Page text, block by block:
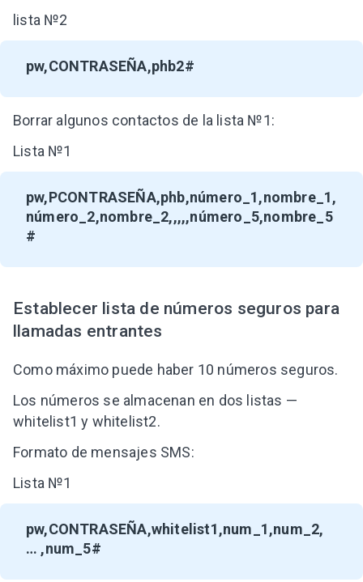
lista №2
pw,CONTRASEÑA,phb2#
Borrar algunos contactos de la lista №1:
Lista №1
pw,PCONTRASEÑA,phb,número_1,nombre_1,
número_2,nombre_2,,,,,número_5,nombre_5
#
Establecer lista de números seguros para
llamadas entrantes
Como máximo puede haber 10 números seguros.
Los números se almacenan en dos listas —
whitelist1 y whitelist2.
Formato de mensajes SMS:
Lista №1
pw,CONTRASEÑA,whitelist1,num_1,num_2,
… ,num_5#